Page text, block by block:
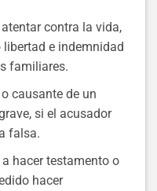
contra la vida,
e indemnidad
familiares.
causante de un
si el acusador
falsa.
hacer testamento o
hacer